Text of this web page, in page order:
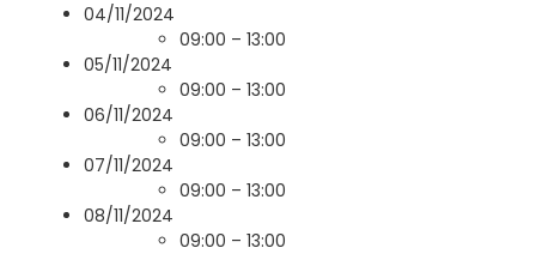
04/11/2024
09:00 – 13:00
05/11/2024
09:00 – 13:00
06/11/2024
09:00 – 13:00
07/11/2024
09:00 – 13:00
08/11/2024
09:00 – 13:00